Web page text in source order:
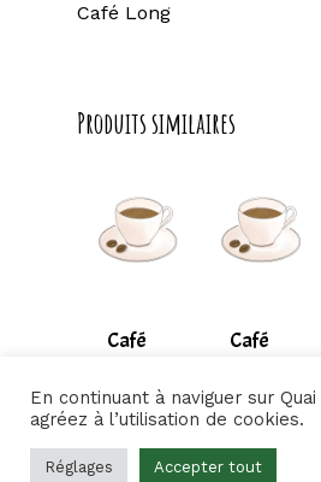
Café Long
Produits similaires
Café
3,00€
3,00
Café
4,00€
4,00
En continuant à naviguer sur
agréez à l’utilisation de cookies.
Réglages Accepter tout